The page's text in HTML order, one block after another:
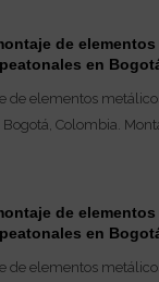
de
en
de
en